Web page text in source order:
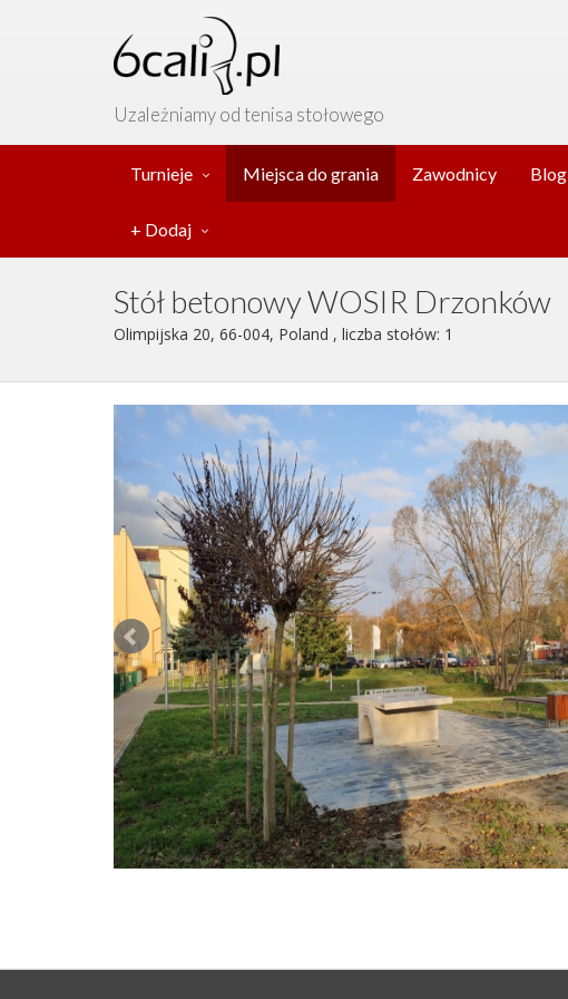
Uzależniamy od tenisa stołowego
Turnieje Miejsca do grania Zawodnicy Blog
+ Dodaj
Stół betonowy WOSIR Drzonków
Olimpijska 20, 66-004, Poland , liczba stołów: 1